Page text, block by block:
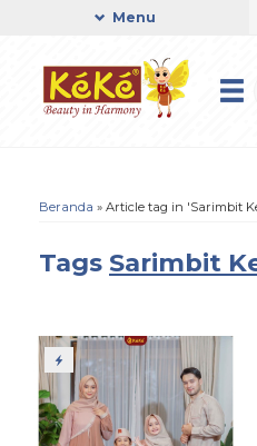
Menu
Beranda » Article tag in 'Sarimbit
Tags Sarimbit